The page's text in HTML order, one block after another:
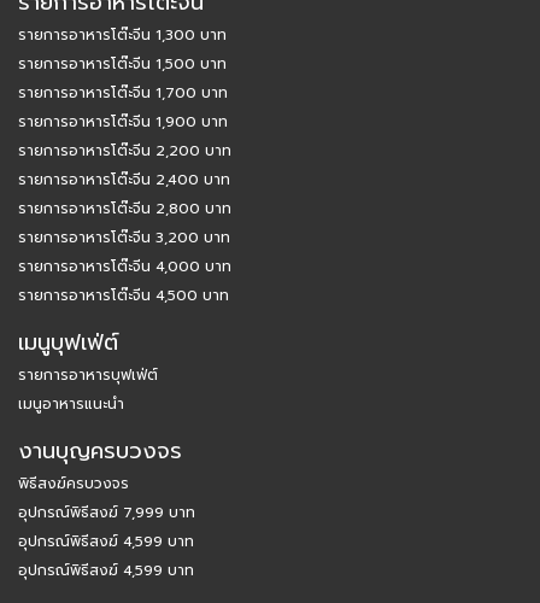
รายการอาหารโต๊ะจีน 1,300 บาท
รายการอาหารโต๊ะจีน 1,500 บาท
รายการอาหารโต๊ะจีน 1,700 บาท
รายการอาหารโต๊ะจีน 1,900 บาท
รายการอาหารโต๊ะจีน 2,200 บาท
รายการอาหารโต๊ะจีน 2,400 บาท
รายการอาหารโต๊ะจีน 2,800 บาท
รายการอาหารโต๊ะจีน 3,200 บาท
รายการอาหารโต๊ะจีน 4,000 บาท
รายการอาหารโต๊ะจีน 4,500 บาท
เมนูบุฟเฟ่ต์
รายการอาหารบุฟเฟ่ต์
เมนูอาหารแนะนำ
งานบุญครบวงจร
พิธีสงฆ์ครบวงจร
อุปกรณ์พิธีสงฆ์ 7,999 บาท
อุปกรณ์พิธีสงฆ์ 4,599 บาท
อุปกรณ์พิธีสงฆ์ 4,599 บาท